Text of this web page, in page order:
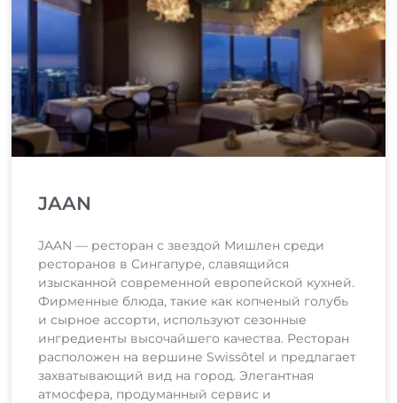
JAAN
JAAN — ресторан с звездой Мишлен среди
ресторанов в Сингапуре, славящийся
изысканной современной европейской кухней.
Фирменные блюда, такие как копченый голубь
и сырное ассорти, используют сезонные
ингредиенты высочайшего качества. Ресторан
расположен на вершине Swissôtel и предлагает
захватывающий вид на город. Элегантная
атмосфера, продуманный сервис и